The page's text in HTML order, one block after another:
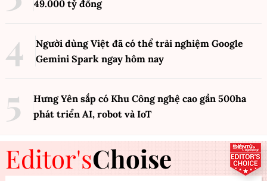
49.000 tỷ đồng
Người dùng Việt đã có thể trải nghiệm Google
Gemini Spark ngay hôm nay
Hưng Yên sắp có Khu Công nghệ cao gần 500ha
phát triển AI, robot và IoT
Editor'sChoise